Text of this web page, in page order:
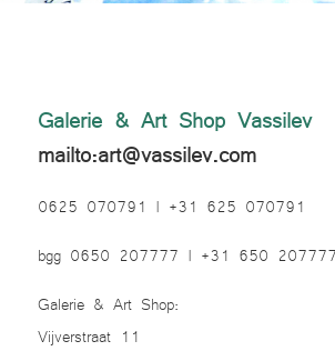
Galerie & Art Shop Vassilev
mailto:art@vassilev.com
0625 070791 | +31 625 070791
bgg 0650 207777 | +31 650 207777
Galerie & Art Shop:
Vijverstraat 11